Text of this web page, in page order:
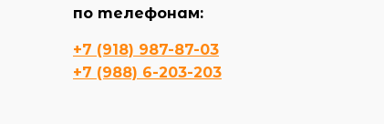
по телефонам:
+7 (918) 987-87-03
+7 (988) 6-203-203